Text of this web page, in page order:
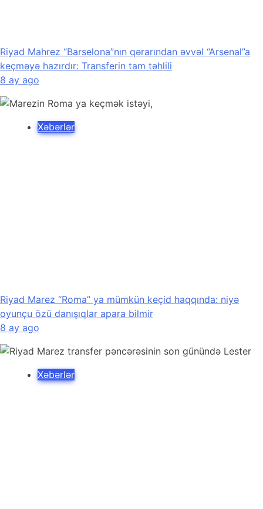
Riyad Mahrez “Barselona”nın qərarından əvvəl “Arsenal”a
keçməyə hazırdır: Transferin tam təhlili
8 ay ago
Xəbərlər
Riyad Marez “Roma” ya mümkün keçid haqqında: niyə
oyunçu özü danışıqlar apara bilmir
8 ay ago
Xəbərlər